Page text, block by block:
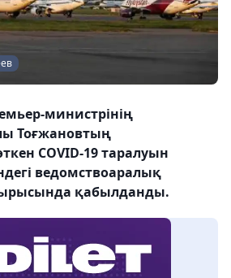
министрінің
Тоғжановтың
COVID-19 таралуын
ведомствоаралық
қабылданды.